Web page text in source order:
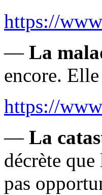
https://
— La
encore.
https://
— La
décrète
pas